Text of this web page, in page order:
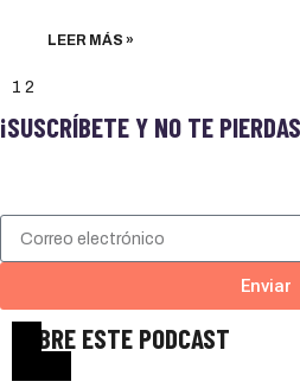
LEER MÁS »
1 2
¡SUSCRÍBETE Y NO TE
Enviar
SOBRE ESTE PODCAST